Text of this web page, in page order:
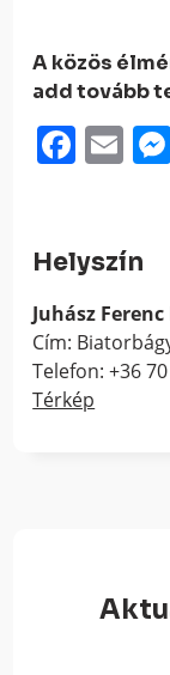
A közös
add tovább
Helyszín
Juhász
Cím:
Telefon: +36
Térkép